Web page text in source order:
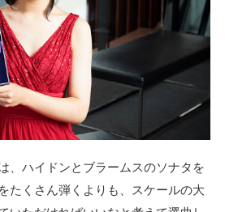
、ハイドンとブラームスのソナタを
たくさん弾くよりも、スケールの大